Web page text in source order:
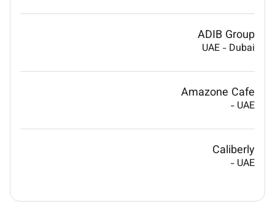
ADIB Group
UAE - Dubai
Amazone Cafe
UAE
-
Caliberly
UAE
-